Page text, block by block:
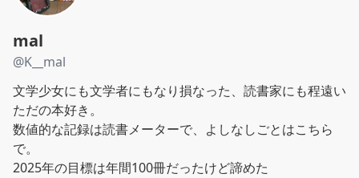
mal
@K__mal
文学少女にも文学者にもなり損なった、読書家にも程遠い
ただの本好き。
数値的な記録は読書メーターで、よしなしごとはこちら
で。
2025年の目標は年間100冊だったけど諦めた